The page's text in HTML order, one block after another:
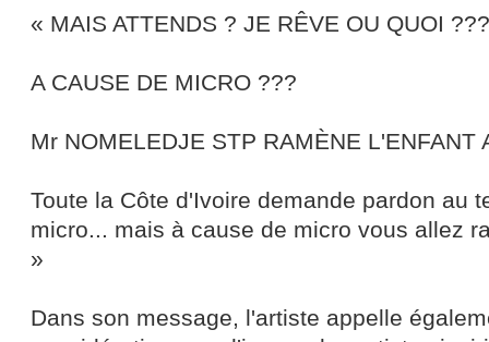
« MAIS ATTENDS ? JE RÊVE OU QUOI ???
A CAUSE DE MICRO ???
Mr NOMELEDJE STP RAMÈNE L'ENFANT
Toute la Côte d'Ivoire demande pardon au
micro... mais à cause de micro vous allez
»
Dans son message, l'artiste appelle